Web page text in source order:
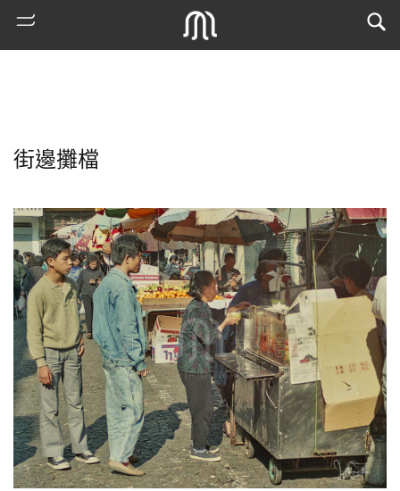
熱
搜
索
古
地
圖
媽
閣
街邊攤檔